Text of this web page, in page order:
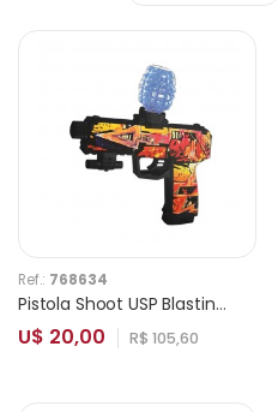
Ref.: 768634
Pistola Shoot USP Blasting Launch Orbeez de Gel
U$ 20,00 R$ 105,60